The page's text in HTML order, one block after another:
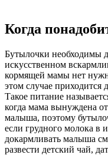
Когда
Бутылочки необходимы
искусственном
кормящей мамы нет
этом случае приходится
Такое питание
когда мама вынуждена
малыша, поэтому
если грудного молока в
докармливать малыша
развести детский чай,